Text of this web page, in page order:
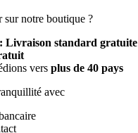
sur notre boutique ?
Livraison standard gratuite
vers plus de 40 pays
avec